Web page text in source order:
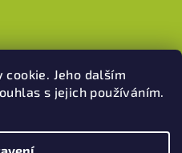
cookie. Jeho dalším
s jejich používáním.